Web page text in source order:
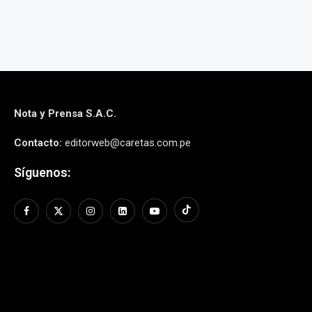
Nota y Prensa S.A.C.
Contacto: editorweb@caretas.com.pe
Síguenos: